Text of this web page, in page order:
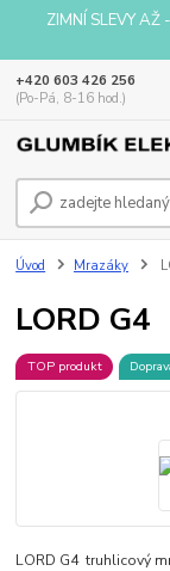
ZIMNÍ SLEVY
+420 603 426 256
(Po-Pá, 8-16 hod.)
Úvod Mrazáky
LORD G4
TOP produkt
LORD G4 truhlicový